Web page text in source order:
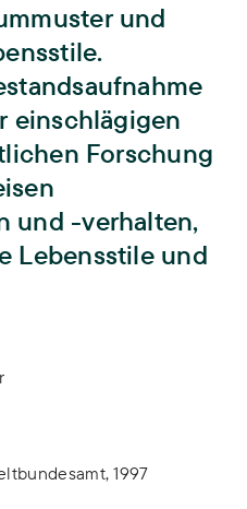
und
einschlägigen
Forschung
und -verhalten,
Lebensstile und
1997